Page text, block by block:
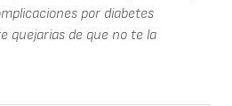
por diabetes
quejarias de que no te la